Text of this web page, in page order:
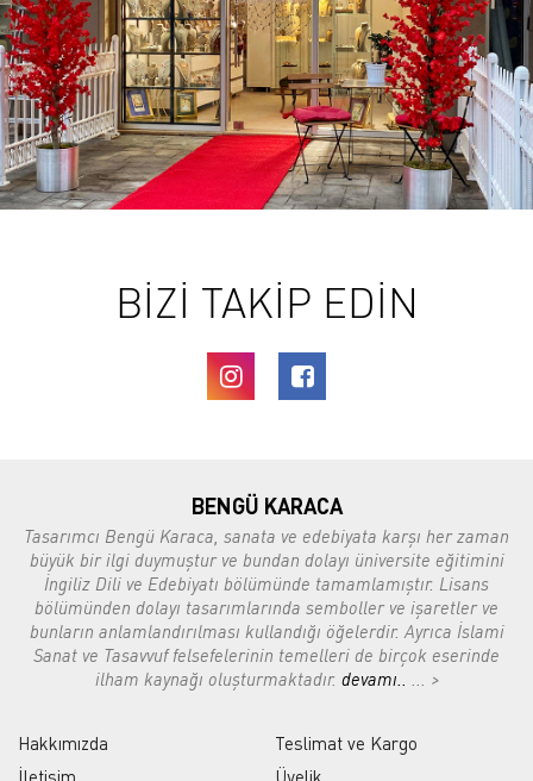
BİZİ TAKİP EDİN
BENGÜ KARACA
Tasarımcı Bengü Karaca, sanata ve edebiyata karşı her zaman
büyük bir ilgi duymuştur ve bundan dolayı üniversite eğitimini
İngiliz Dili ve Edebiyatı bölümünde tamamlamıştır. Lisans
bölümünden dolayı tasarımlarında semboller ve işaretler ve
bunların anlamlandırılması kullandığı öğelerdir. Ayrıca İslami
Sanat ve Tasavvuf felsefelerinin temelleri de birçok eserinde
ilham kaynağı oluşturmaktadır. devamı.. ... >
Hakkımızda
İletişim
Teslimat ve Kargo
Üyelik